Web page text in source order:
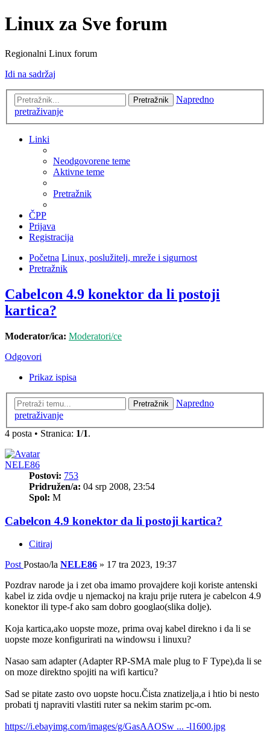
Linux za Sve forum
Regionalni Linux forum
Idi na sadržaj
Pretražnik
Napredno
pretraživanje
Linki
Neodgovorene teme
Aktivne teme
Pretražnik
ČPP
Prijava
Registracija
Početna Linux, poslužitelj, mreže i sigurnost
Pretražnik
Cabelcon 4.9 konektor da li postoji
kartica?
Moderator/ica: Moderatori/ce
Odgovori
Prikaz ispisa
Pretražnik
Napredno
pretraživanje
4 posta • Stranica: 1/1.
NELE86
Postovi: 753
Pridružen/a: 04 srp 2008, 23:54
Spol: M
Cabelcon 4.9 konektor da li postoji kartica?
Citiraj
Post Postao/la NELE86 » 17 tra 2023, 19:37
Pozdrav narode ja i zet oba imamo provajdere koji koriste antenski
kabel iz zida ovdje u njemackoj na kraju prije rutera je cabelcon 4.9
konektor ili type-f ako sam dobro googlao(slika dolje).
Koja kartica,ako uopste moze, prima ovaj kabel direkno i da li se
uopste moze konfigurirati na windowsu i linuxu?
Nasao sam adapter (Adapter RP-SMA male plug to F Type),da li se
on moze direktno spojiti na wifi karticu?
Sad se pitate zasto ovo uopste hocu.Čista znatizelja,a i htio bi nesto
probati tj napraviti vlastiti ruter sa nekim starim pc-om.
https://i.ebayimg.com/images/g/GasAAOSw ... -l1600.jpg